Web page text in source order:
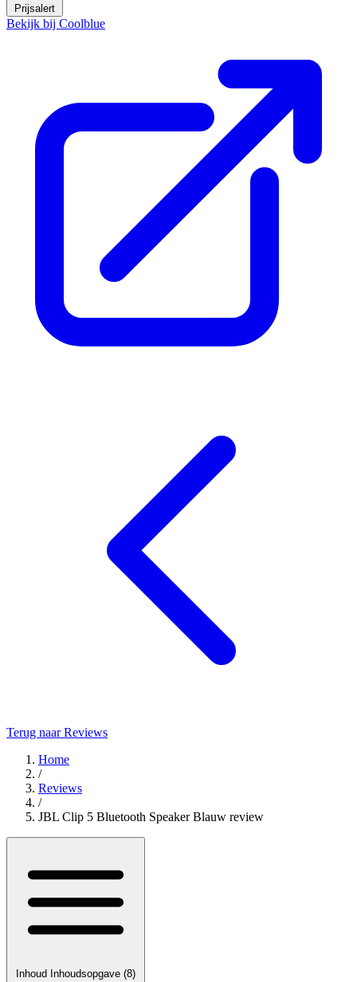
Prijsalert
Bekijk bij Coolblue
Terug naar Reviews
Home
/
Reviews
/
JBL Clip 5 Bluetooth Speaker Blauw review
Inhoud Inhoudsopgave (8)